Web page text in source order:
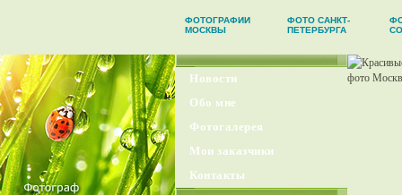
ФОТОГРАФИИ
МОСКВЫ
ФОТО САНКТ-
ПЕТЕРБУРГА
Новости
Обо мне
Фотогалерея
Мои заказчики
Контакты